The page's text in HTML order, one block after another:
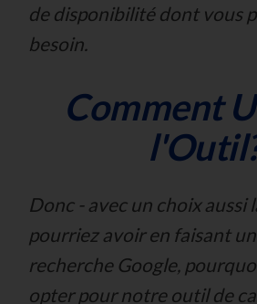
de disponibilité dont vous
besoin.
Comment
Donc - avec un choix aussi
pourriez avoir en faisant
recherche Google,
opter pour notre outil de